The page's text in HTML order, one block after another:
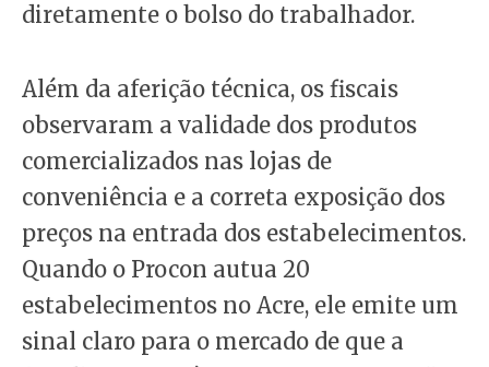
diretamente o bolso do trabalhador.
Além da aferição técnica, os fiscais
observaram a validade dos produtos
comercializados nas lojas de
conveniência e a correta exposição dos
preços na entrada dos estabelecimentos.
Quando o Procon autua 20
estabelecimentos no Acre, ele emite um
sinal claro para o mercado de que a